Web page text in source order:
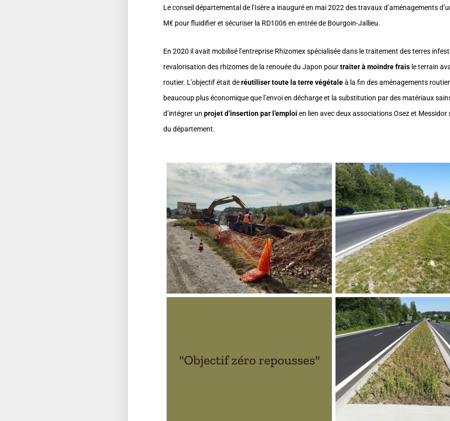
Le conseil départemental de l’Isère a inauguré en mai 2022 des travaux d’aménagements
M€ pour fluidifier et sécuriser la RD1006 en entrée de Bourgoin-Jallieu.
En 2020 il avait mobilisé l’entreprise Rhizomex spécialisée dans le traitement des terres
revalorisation des rhizomes de la renouée du Japon pourtraiter à moindre frais le terrain
routier. L’objectif était deréutiliser toute la terre végétaleà la fin des aménagements
beaucoup plus économique que l’envoi en décharge et la substitution par des matériaux
d’intégrer unprojet d’insertion par l’emploien lien avec deux associations Osez et Messidor
du département.